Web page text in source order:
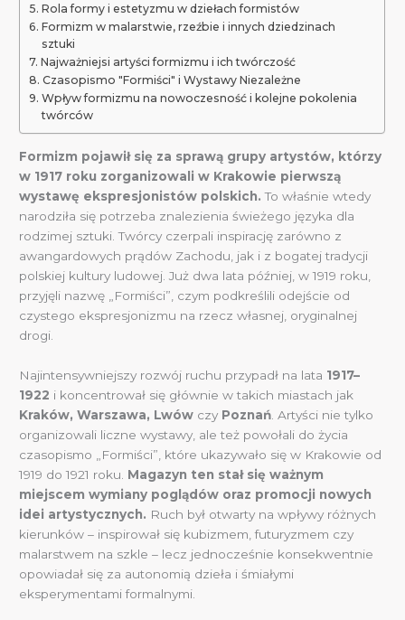
Rola formy i estetyzmu w dziełach formistów
Formizm w malarstwie, rzeźbie i innych dziedzinach
sztuki
Najważniejsi artyści formizmu i ich twórczość
Czasopismo "Formiści" i Wystawy Niezależne
Wpływ formizmu na nowoczesność i kolejne pokolenia
twórców
Formizm pojawił się za sprawą grupy artystów, którzy
w 1917 roku zorganizowali w Krakowie pierwszą
wystawę ekspresjonistów polskich. To właśnie wtedy
narodziła się potrzeba znalezienia świeżego języka dla
rodzimej sztuki. Twórcy czerpali inspirację zarówno z
awangardowych prądów Zachodu, jak i z bogatej tradycji
polskiej kultury ludowej. Już dwa lata później, w 1919 roku,
przyjęli nazwę „Formiści”, czym podkreślili odejście od
czystego ekspresjonizmu na rzecz własnej, oryginalnej
drogi.
Najintensywniejszy rozwój ruchu przypadł na lata 1917–
1922 i koncentrował się głównie w takich miastach jak
Kraków, Warszawa, Lwów czy Poznań . Artyści nie tylko
organizowali liczne wystawy, ale też powołali do życia
czasopismo „Formiści”, które ukazywało się w Krakowie od
1919 do 1921 roku. Magazyn ten stał się ważnym
miejscem wymiany poglądów oraz promocji nowych
idei artystycznych. Ruch był otwarty na wpływy różnych
kierunków – inspirował się kubizmem, futuryzmem czy
malarstwem na szkle – lecz jednocześnie konsekwentnie
opowiadał się za autonomią dzieła i śmiałymi
eksperymentami formalnymi.